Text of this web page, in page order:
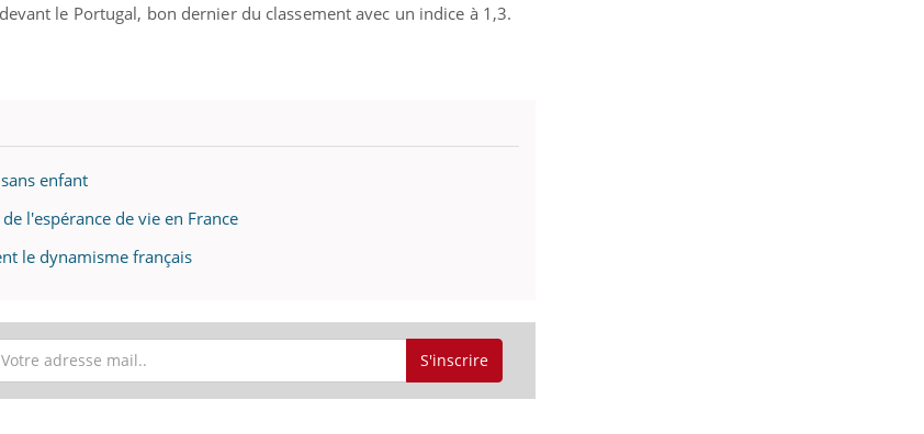
le Portugal, bon dernier du classement avec un indice à 1,3.
enfant
l'espérance de vie en France
le dynamisme français
S'inscrire